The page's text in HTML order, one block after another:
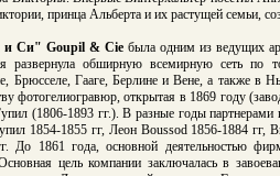
принца Альберта и их растущей семьи,
и Си" Goupil & Cie была одним из ведущих
развернула обширную всемирную сеть по
Брюсселе, Гааге, Берлине и Вене, а также в
фотогелиогравюр, открытая в 1869 году
(1806-1893 гг.). В разные годы
1854-1855 гг, Леон Boussod 1856-1884 гг,
До 1861 года, основной деятельностью
цель компании заключалась в